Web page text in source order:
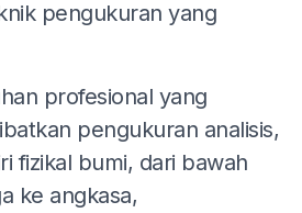
pengukuran yang
profesional yang
pengukuran analisis,
fizikal bumi, dari bawah
ke angkasa,